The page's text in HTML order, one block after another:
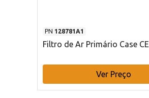
PN 128781A1
Filtro de Ar Primário Case CE
Ver Preço